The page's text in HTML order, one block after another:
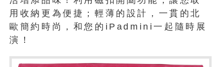
用收納更為便捷；輕薄的設計，一貫的北
歐簡約時尚，和您的iPadmini一起隨時展
演！